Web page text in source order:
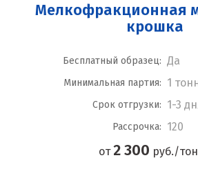
Мелкофракционная
крошка
Бесплатный образец: Да
Минимальная партия: 1
Срок отгрузки: 1-3
Рассрочка: 120
от2 300 руб./